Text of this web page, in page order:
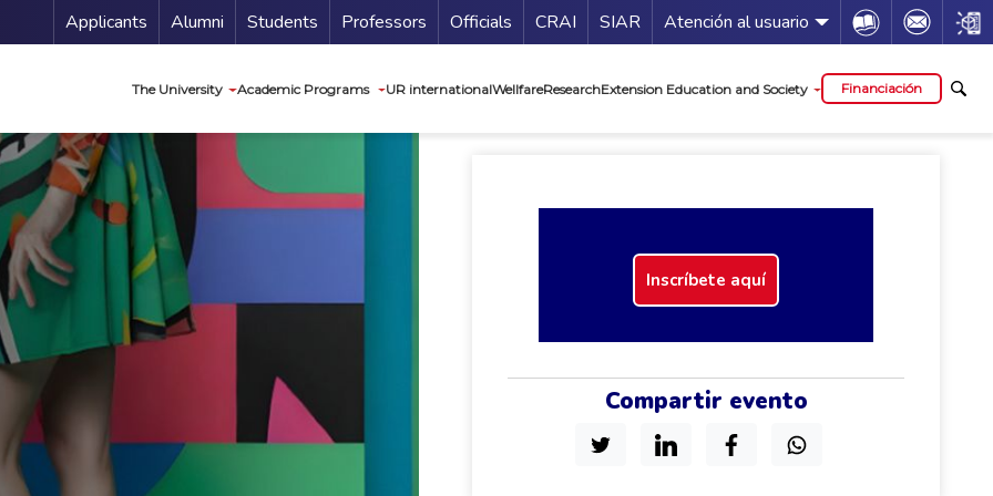
Menu Secundario
Applicants Alumni Students Professors Officials Guía de servicios
CRAI SIAR Atención al usuario Icon Icon Icon
The University Academic Programs UR internationalWellfareResearchExtension Education and Society Financiación
Inscríbete aquí
Compartir evento